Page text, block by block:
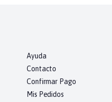
Ayuda
Contacto
Confirmar Pago
Mis Pedidos